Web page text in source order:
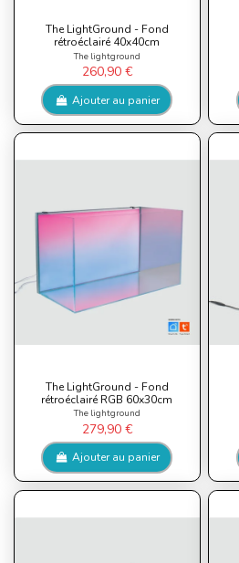
The LightGround - Fond
rétroéclairé 40x40cm
The lightground
260,90 €
Ajouter au panier
The LightGround - Fond
rétroéclairé RGB 60x30cm
The lightground
279,90 €
Ajouter au panier